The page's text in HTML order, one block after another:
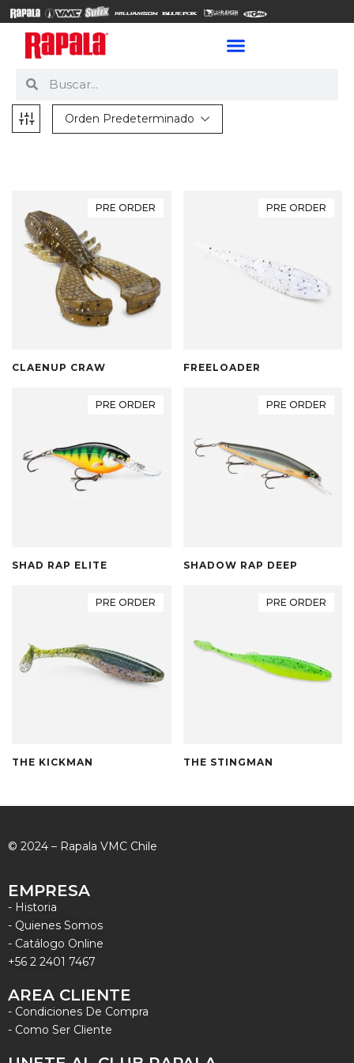
Orden Predeterminado
PRE ORDER
CLAENUP CRAW
PRE ORDER
FREELOADER
PRE ORDER
SHAD RAP ELITE
PRE ORDER
SHADOW RAP DEEP
PRE ORDER
THE KICKMAN
PRE ORDER
THE STINGMAN
© 2024 – Rapala VMC Chile
EMPRESA
- Historia
- Quienes Somos
- Catálogo Online
+56 2 2401 7467
AREA CLIENTE
- Condiciones De Compra
- Como Ser Cliente